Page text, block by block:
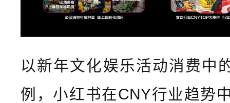
以新年文化娱乐活动消费中
例，小红书在CNY行业趋势